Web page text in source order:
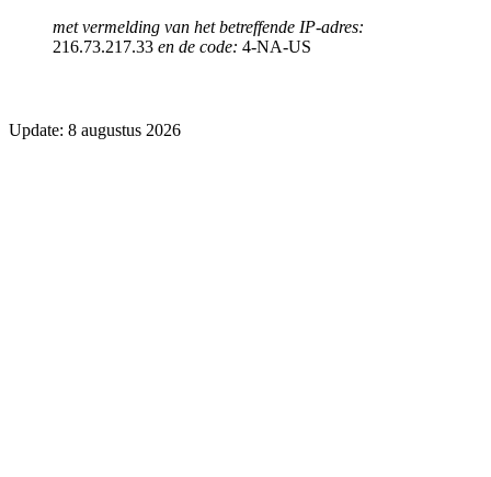
met vermelding van het betreffende IP-adres:
216.73.217.33 en de code: 4-NA-US
Update: 8 augustus 2026